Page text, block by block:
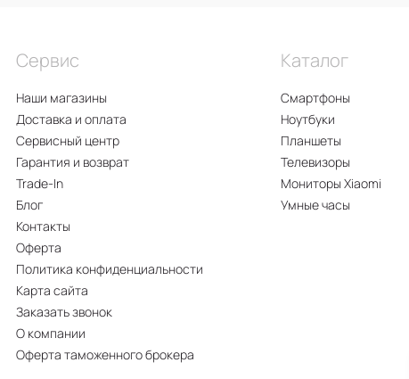
Сервис
Наши магазины
Доставка и оплата
Сервисный центр
Гарантия и возврат
Trade-In
Блог
Контакты
Оферта
Политика конфиденциальности
Карта сайта
Заказать звонок
О компании
Оферта таможенного брокера
Каталог
Смартфоны
Ноутбуки
Планшеты
Телевизоры
Мониторы Xiaomi
Умные часы